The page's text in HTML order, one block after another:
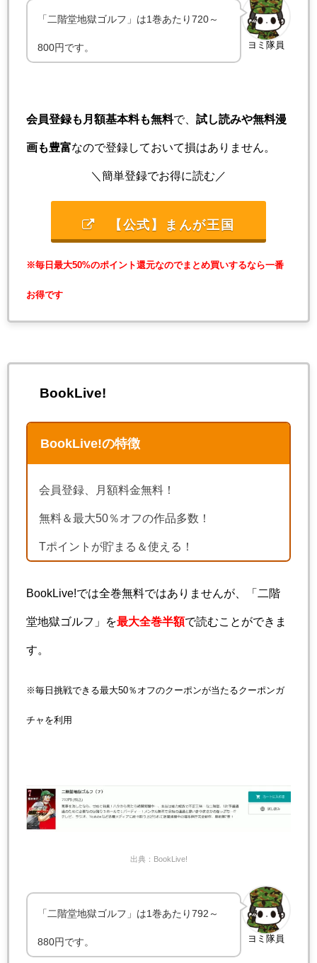
ヨミ隊員
「二階堂地獄ゴルフ」は1巻あたり720～
800円です。
会員登録も月額基本料も無料で、 試し読みや無料漫
画も豊富なので登録しておいて損はありません。
＼簡単登録でお得に読む／
【公式】まんが王国
※毎日最大50%のポイント還元なのでまとめ買いするなら一番
お得です
BookLive!
BookLive!の特徴
会員登録、月額料金無料！
無料＆最大50％オフの作品多数！
Tポイントが貯まる＆使える！
BookLive!では全巻無料ではありませんが、「二階
堂地獄ゴルフ」を最大全巻半額で読むことができま
す。
※毎日挑戦できる最大50％オフのクーポンが当たるクーポンガ
チャを利用
出典：BookLive!
ヨミ隊員
「二階堂地獄ゴルフ」は1巻あたり792～
880円です。